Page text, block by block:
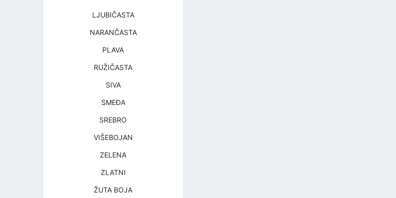
LJUBIČASTA
NARANČASTA
PLAVA
RUŽIČASTA
SIVA
SMEĐA
SREBRO
VIŠEBOJAN
ZELENA
ZLATNI
ŽUTA BOJA